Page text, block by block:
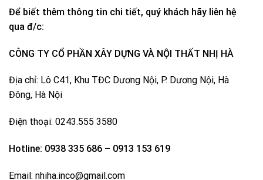
Để biết thêm thông tin chi tiết, quý khách hãy liên hệ
qua đ/c:
CÔNG TY CỔ PHẦN XÂY DỰNG VÀ NỘI THẤT NHỊ HÀ
Địa chỉ: Lô C41, Khu TĐC Dương Nội, P. Dương Nội, Hà
Đông, Hà Nội
Điện thoại: 0243.555 3580
Hotline: 0938 335 686 – 0913 153 619
Email: nhiha.inco@gmail.com